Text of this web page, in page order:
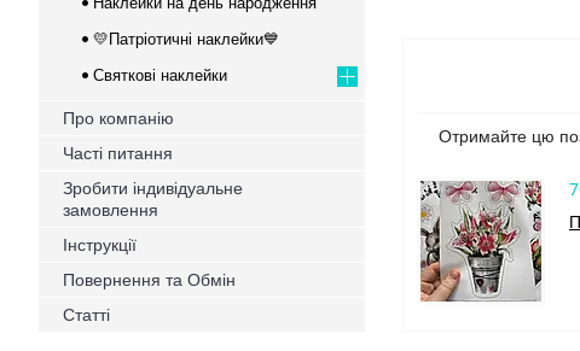
Отримайте цю
💛Патріотичні наклейки💙
Святкові наклейки
Про компанію
Часті питання
Зробити індивідуальне
замовлення
Інструкції
Повернення та Обмін
Статті